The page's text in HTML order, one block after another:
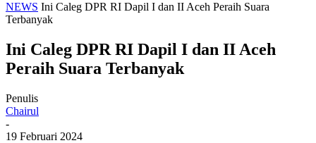
NEWS Ini Caleg DPR RI Dapil I dan II Aceh Peraih Suara
Terbanyak
Ini Caleg DPR RI Dapil I dan II Aceh
Peraih Suara Terbanyak
Penulis
Chairul
-
19 Februari 2024